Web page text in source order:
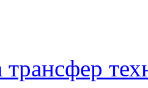
трансфер